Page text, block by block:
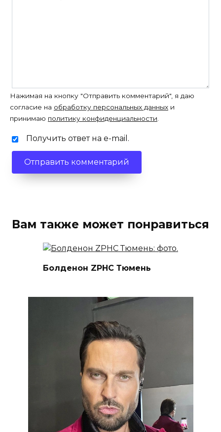
Нажимая на кнопку "Отправить комментарий", я даю
согласие на обработку персональных данных и
принимаю политику конфиденциальности.
Получить ответ на e-mail.
Вам также может понравиться
Болденон ZPHC Тюмень